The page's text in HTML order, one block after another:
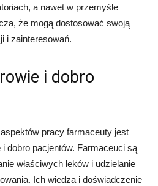
a nawet w przemyśle
że mogą dostosować swoją
i zainteresowań.
i dobro
pracy farmaceuty jest
i dobro pacjentów. Farmaceuci są
właściwych leków i udzielanie
Ich wiedza i doświadczenie